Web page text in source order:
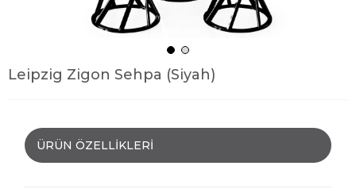
Leipzig Zigon Sehpa (Siyah)
ÜRÜN ÖZELLIKLERI